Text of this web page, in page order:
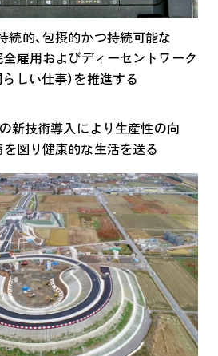
続的、包摂的かつ持続可能な
全雇用およびディーセントワーク
しい仕事）を推進する
新技術導入により生産性の向
を図り健康的な生活を送る